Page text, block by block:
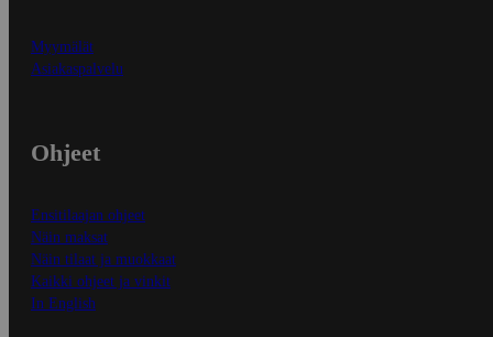
Myymälät
Asiakaspalvelu
Ohjeet
Ensitilaajan ohjeet
Näin maksat
Näin tilaat ja muokkaat
Kaikki ohjeet ja vinkit
In English